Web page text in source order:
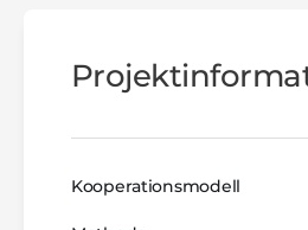
Kooperationsmodell